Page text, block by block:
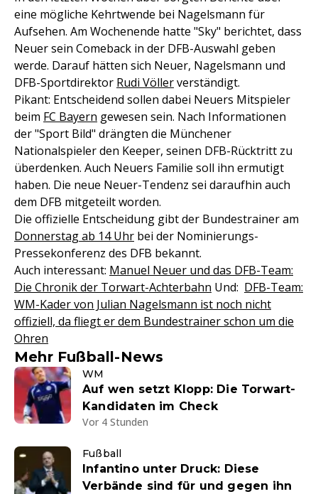
eine mögliche Kehrtwende bei Nagelsmann für
Aufsehen. Am Wochenende hatte "Sky" berichtet, dass
Neuer sein Comeback in der DFB-Auswahl geben
werde. Darauf hätten sich Neuer, Nagelsmann und
DFB-Sportdirektor Rudi Völlerverständigt.
Pikant: Entscheidend sollen dabei Neuers Mitspieler
beim FC Bayern gewesen sein. Nach Informationen
der "Sport Bild" drängten die Münchener
Nationalspieler den Keeper, seinen DFB-Rücktritt zu
überdenken. Auch Neuers Familie soll ihn ermutigt
haben. Die neue Neuer-Tendenz sei daraufhin auch
dem DFB mitgeteilt worden.
Die offizielle Entscheidung gibt der Bundestrainer am
Donnerstag ab 14 Uhr bei der Nominierungs-
Pressekonferenz des DFB bekannt.
Auch interessant: Manuel Neuer und das DFB-Team:
Die Chronik der Torwart-Achterbahn Und: DFB-Team:
WM-Kader von Julian Nagelsmann ist noch nicht
offiziell, da fliegt er dem Bundestrainer schon um die
Ohren
Mehr Fußball-News
WM
Auf wen setzt Klopp: Die Torwart-
Kandidaten im Check
Vor 4 Stunden
Fußball
Infantino unter Druck: Diese
Verbände sind für und gegen ihn